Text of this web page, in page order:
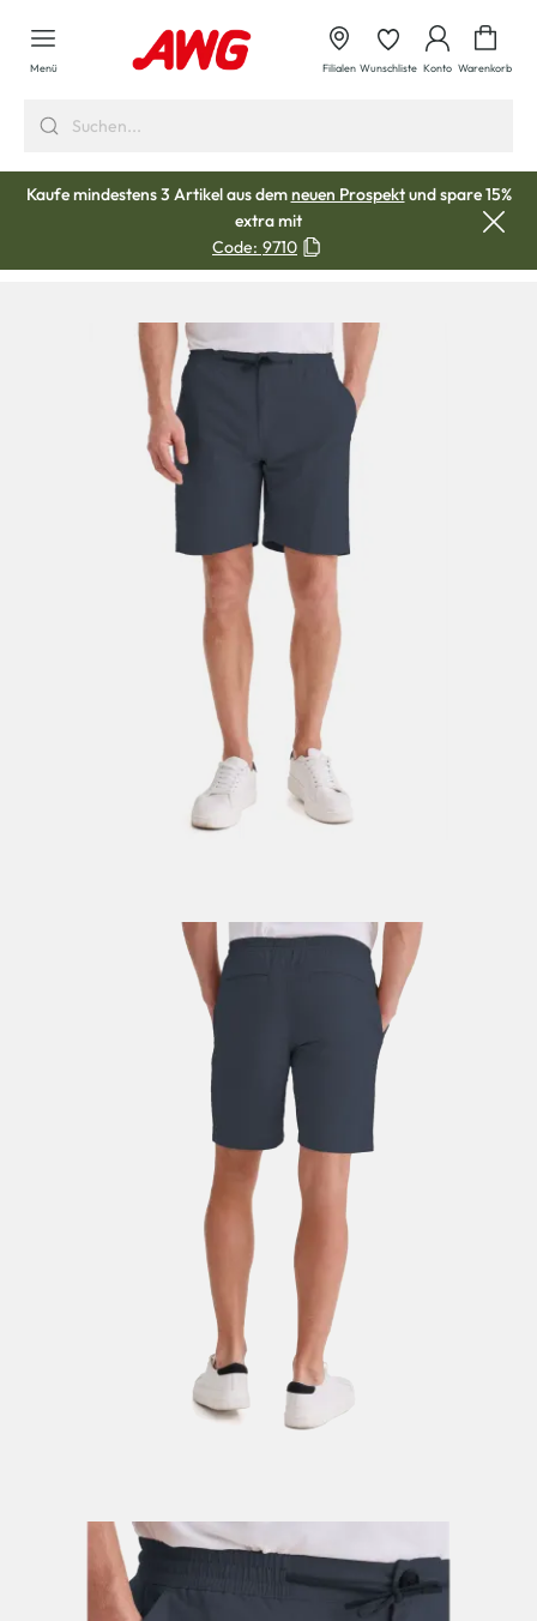
springen
Menü Filialen Wunschliste Konto Warenkorb
Kaufe mindestens 3 Artikel aus demneuen Prospektund spare 15%
extra mit
Code: 9710